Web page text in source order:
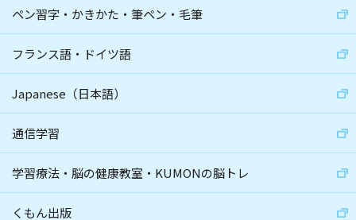
ペン習字・かきかた・筆ペン・毛筆
フランス語・ドイツ語
Japanese（日本語）
通信学習
学習療法・脳の健康教室・KUMONの脳トレ
くもん出版